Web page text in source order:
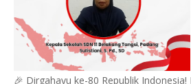
🎉 Dirgahayu ke-80 Republik